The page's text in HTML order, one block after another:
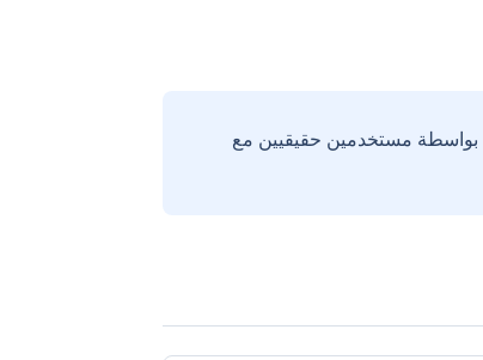
بواسطة مستخدمين حقيقيين مع